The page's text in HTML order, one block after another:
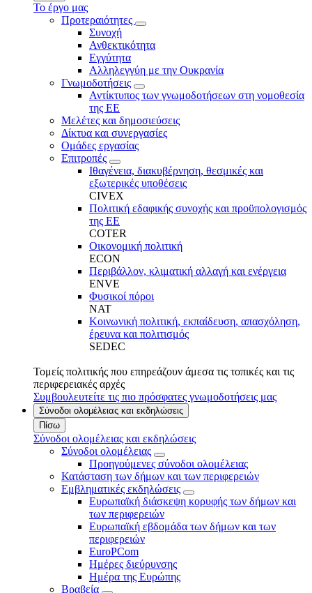
Το έργο μας
Προτεραιότητες
Συνοχή
Ανθεκτικότητα
Εγγύτητα
Αλληλεγγύη με την Ουκρανία
Γνωμοδοτήσεις
Αντίκτυπος των γνωμοδοτήσεων στη νομοθεσία
της ΕΕ
Μελέτες και δημοσιεύσεις
Δίκτυα και συνεργασίες
Ομάδες εργασίας
Επιτροπές
Ιθαγένεια, διακυβέρνηση, θεσμικές και
εξωτερικές υποθέσεις
CIVEX
Πολιτική εδαφικής συνοχής και προϋπολογισμός
της ΕΕ
COTER
Οικονομική πολιτική
ECON
Περιβάλλον, κλιματική αλλαγή και ενέργεια
ENVE
Φυσικοί πόροι
NAT
Κοινωνική πολιτική, εκπαίδευση, απασχόληση,
έρευνα και πολιτισμός
SEDEC
Τομείς πολιτικής που επηρεάζουν άμεσα τις τοπικές και τις
περιφερειακές αρχές
Συμβουλευτείτε τις πιο πρόσφατες γνωμοδοτήσεις μας
Σύνοδοι ολομέλειας και εκδηλώσεις
Πίσω
Σύνοδοι ολομέλειας και εκδηλώσεις
Σύνοδοι ολομέλειας
Προηγούμενες σύνοδοι ολομέλειας
Κατάσταση των δήμων και των περιφερειών
Εμβληματικές εκδηλώσεις
Ευρωπαϊκή διάσκεψη κορυφής των δήμων και
των περιφερειών
Ευρωπαϊκή εβδομάδα των δήμων και των
περιφερειών
EuroPCom
Ημέρες διεύρυνσης
Ημέρα της Ευρώπης
Βραβεία